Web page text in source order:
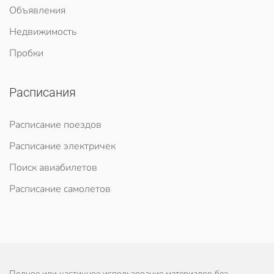
Объявления
Недвижимость
Пробки
Расписания
Расписание поездов
Расписание электричек
Поиск авиабилетов
Расписание самолетов